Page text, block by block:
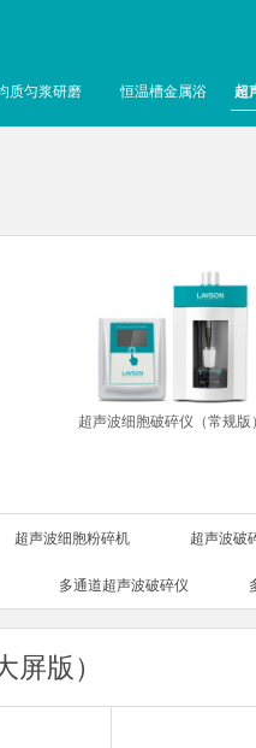
质匀浆研磨 恒温槽金属浴 超
超声波细胞破碎仪（常规版
超声波细胞粉碎机 超声波破
多通道超声波破碎仪
版）